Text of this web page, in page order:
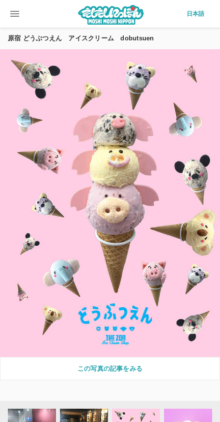
menu 日本語
原宿 どうぶつえん アイスクリーム dobutsuen
この写真の記事をみる